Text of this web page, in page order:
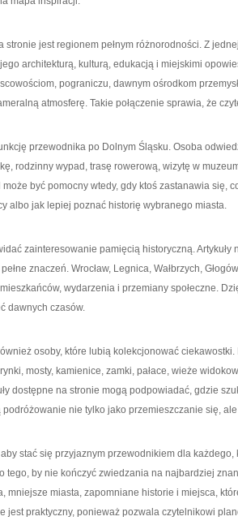
stronie jest regionem pełnym różnorodności. Z
architekturą, kulturą, edukacją i miejskimi
pograniczu, dawnym ośrodkom
atmosferę. Takie połączenie sprawia, że
przewodnika po Dolnym Śląsku. Osoba
rodzinny wypad, trasę rowerową, wizytę w
być pomocny wtedy, gdy ktoś zastanawia się,
albo jak lepiej poznać historię wybranego miasta.
zainteresowanie pamięcią historyczną.
znaczeń. Wrocław, Legnica, Wałbrzych,
wydarzenia i przemiany społeczne.
dawnych czasów.
osoby, które lubią kolekcjonować
mosty, kamienice, zamki, pałace, wieże
dostępne na stronie mogą podpowiadać, gdzie
nie tylko jako przemieszczanie się,
aby stać się przyjaznym przewodnikiem dla
tego, by nie kończyć zwiedzania na najbardziej
mniejsze miasta, zapomniane historie i miejsca,
jest praktyczny, ponieważ pozwala czytelnikowi